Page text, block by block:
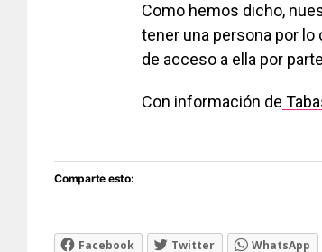
Como hemos dicho,
tener una persona por
de acceso a ella por
Con información de
Comparte esto:
Facebook Twitter WhatsApp